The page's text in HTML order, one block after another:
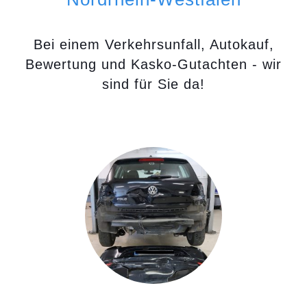
Bei einem Verkehrsunfall, Autokauf,
Bewertung und Kasko-Gutachten - wir
sind für Sie da!